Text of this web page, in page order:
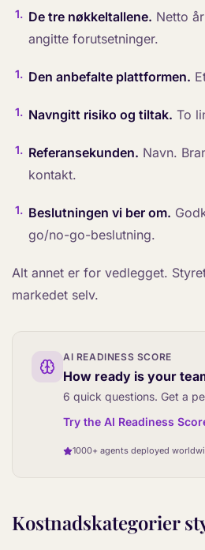
1. De tre nøkkeltallene. Netto
angitte forutsetninger.
1. Den anbefalte plattformen.
1. Navngitt risiko og tiltak. To
1. Referansekunden. Navn.
kontakt.
1. Beslutningen vi ber om.
go/no-go-beslutning.
Alt annet er for vedlegget.
markedet selv.
AI READINESS SCORE
How ready is your
6 quick questions. Get a
Try the AI Readiness
1000+ agents deployed
Kostnadskategorier